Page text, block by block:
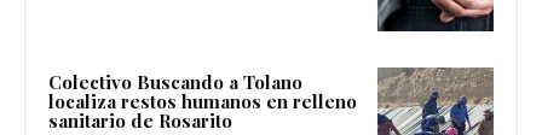
Colectivo Buscando a Tolano
localiza restos humanos en relleno
sanitario de Rosarito